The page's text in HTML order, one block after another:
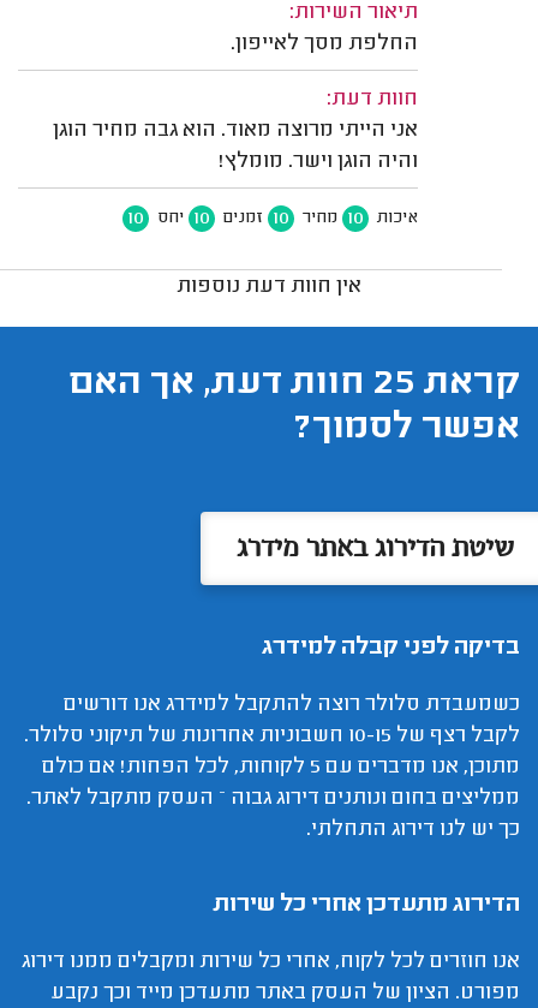
תיאור השירות:
החלפת מסך לאייפון.
חוות דעת:
אני הייתי מרוצה מאוד. הוא גבה מחיר הוגן
והיה הוגן וישר. מומלץ!
איכות 10 מחיר 10 זמנים 10 יחס 10
אין חוות דעת נוספות
קראת 25 חוות דעת, אך האם
אפשר לסמוך?
שיטת הדירוג באתר מידרג
בדיקה לפני קבלה למידרג
כשמעבדת סלולר רוצה להתקבל למידרג אנו דורשים
לקבל רצף של 10-15 חשבוניות אחרונות של תיקוני סלולר.
מתוכן, אנו מדברים עם 5 לקוחות, לכל הפחות! אם כולם
ממליצים בחום ונותנים דירוג גבוה – העסק מתקבל לאתר.
כך יש לנו דירוג התחלתי.
הדירוג מתעדכן אחרי כל שירות
אנו חוזרים לכל לקוח, אחרי כל שירות ומקבלים ממנו דירוג
מפורט. הציון של העסק באתר מתעדכן מייד וכך נקבע